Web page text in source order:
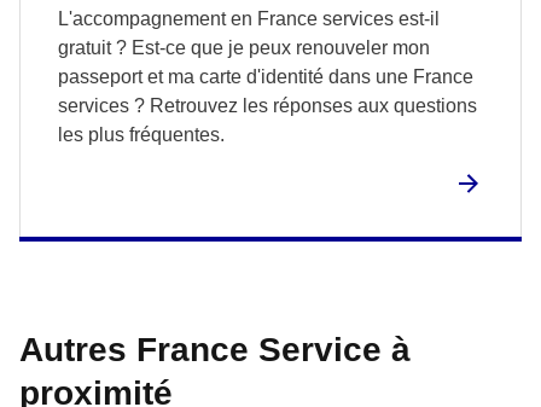
L'accompagnement en France services est-il
gratuit ? Est-ce que je peux renouveler mon
passeport et ma carte d'identité dans une France
services ? Retrouvez les réponses aux questions
les plus fréquentes.
Autres France Service à
proximité